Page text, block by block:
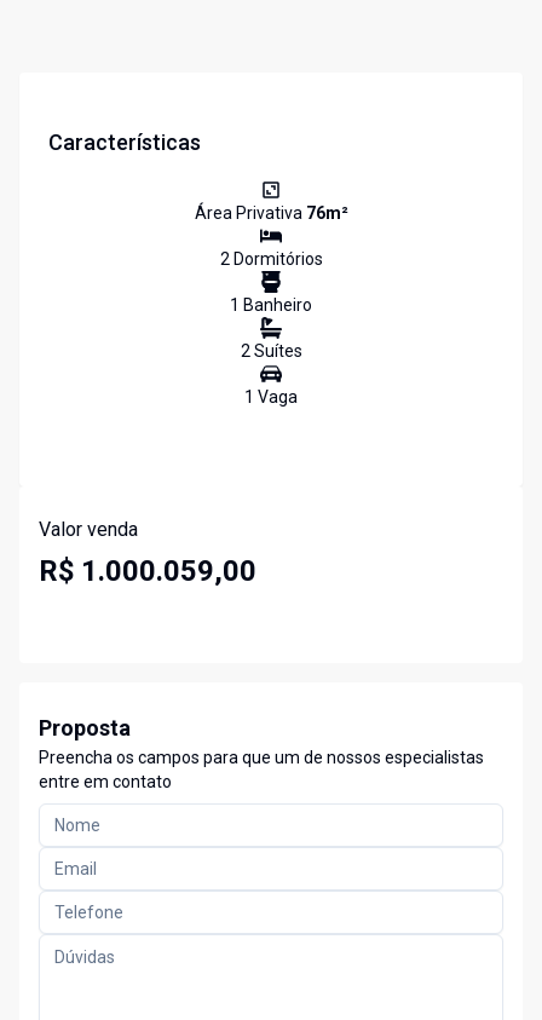
Características
Área Privativa 76m²
2Dormitórios
1 Banheiro
2Suítes
1 Vaga
Valor venda
R$ 1.000.059,00
Proposta
Preencha os campos para que um de nossos especialistas
entre em contato